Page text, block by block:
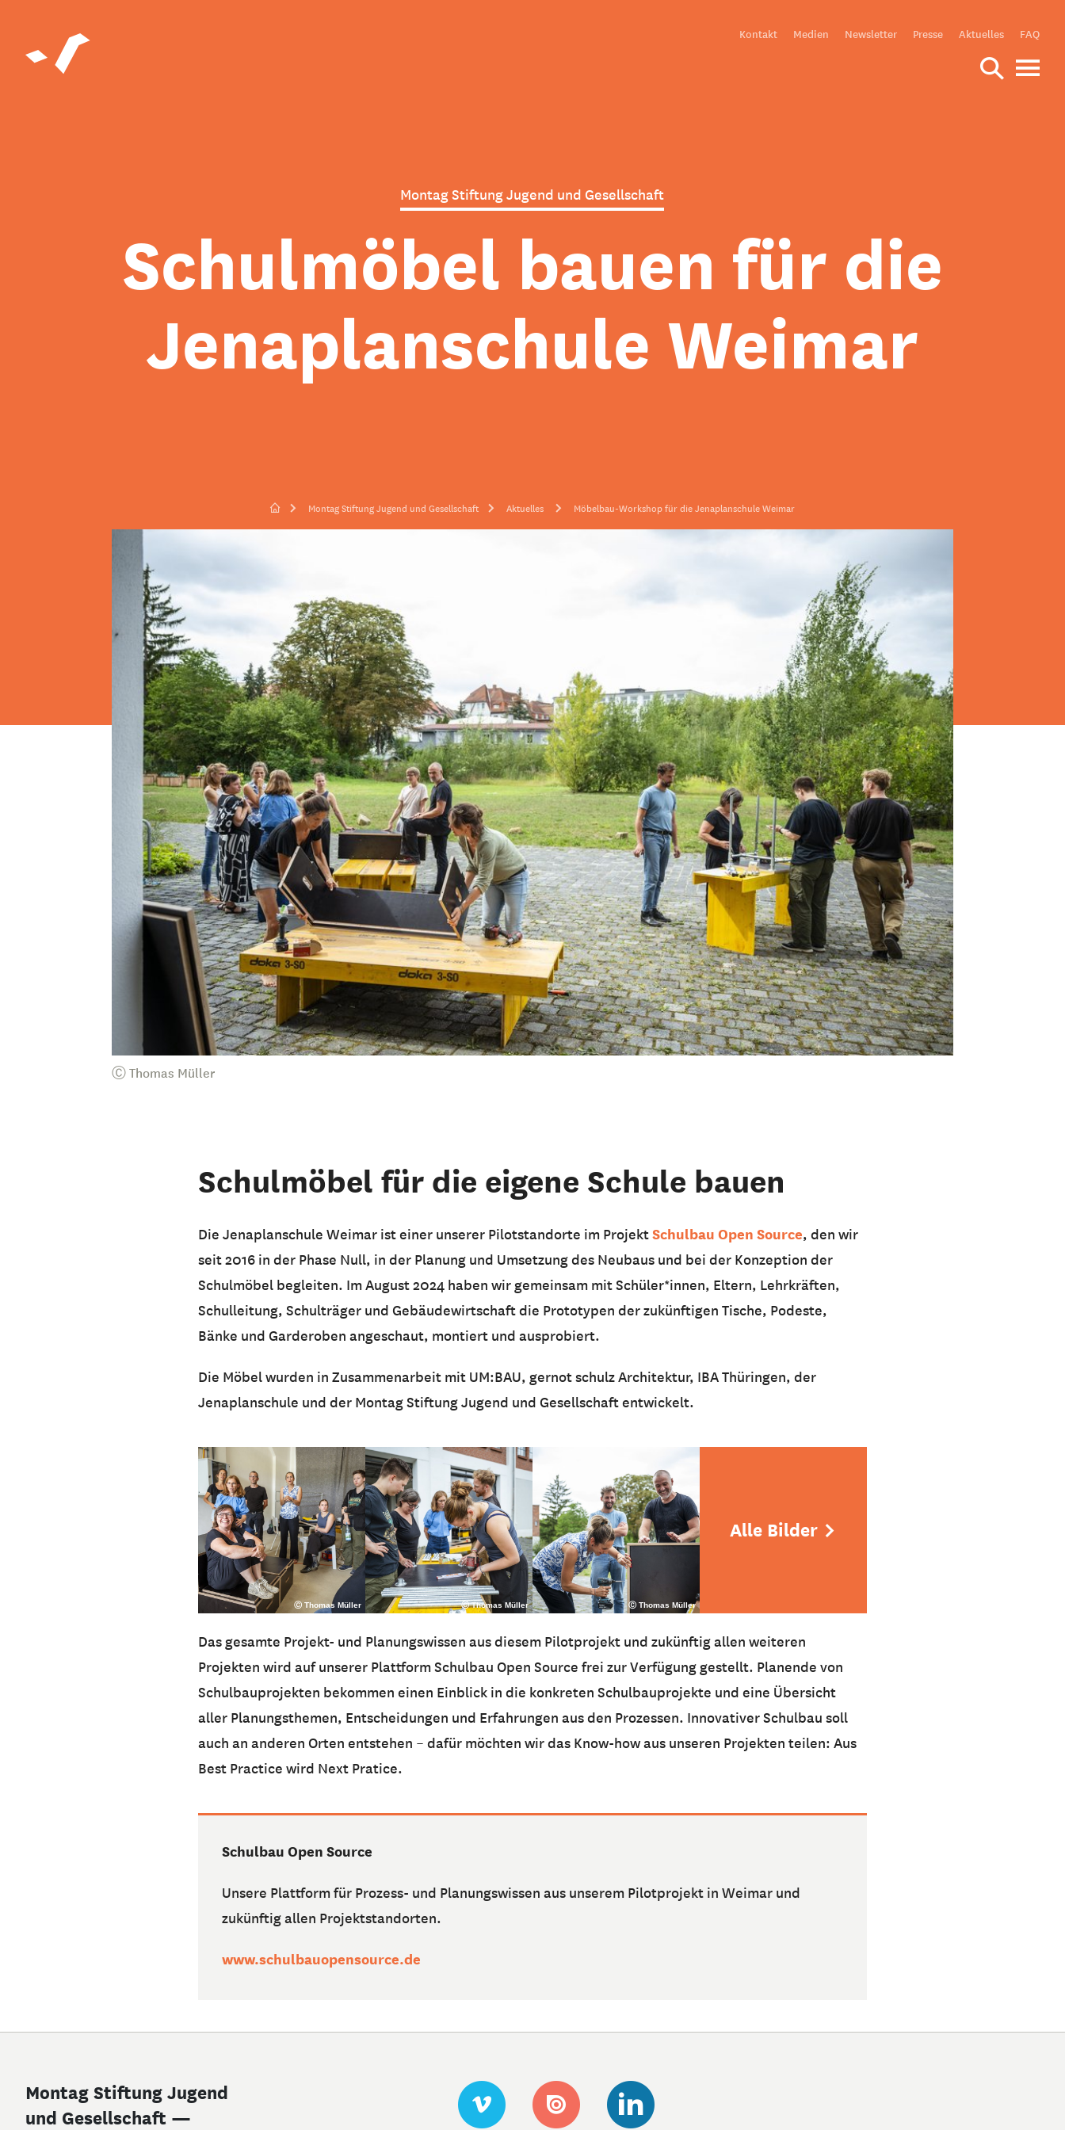
Kontakt Medien Newsletter Presse Aktuelles FAQ
Montag Stiftung Jugend und Gesellschaft
Schulmöbel bauen für die
Jenaplanschule Weimar
Montag Stiftung Jugend und Gesellschaft Aktuelles Möbelbau-Workshop für die Jenaplanschule Weimar
Ⓒ Thomas Müller
Schulmöbel für die eigene Schule bauen
Die Jenaplanschule Weimar ist einer unserer Pilotstandorte im ProjektSchulbau Open Source, den wir
seit 2016 in der Phase Null, in der Planung und Umsetzung des Neubaus und bei der Konzeption der
Schulmöbel begleiten. Im August 2024 haben wir gemeinsam mit Schüler*innen, Eltern, Lehrkräften,
Schulleitung, Schulträger und Gebäudewirtschaft die Prototypen der zukünftigen Tische, Podeste,
Bänke und Garderoben angeschaut, montiert und ausprobiert.
Die Möbel wurden in Zusammenarbeit mit UM:BAU, gernot schulz Architektur, IBA Thüringen, der
Jenaplanschule und der Montag Stiftung Jugend und Gesellschaft entwickelt.
Ⓒ Thomas Müller Ⓒ Thomas Müller Ⓒ Thomas Müller
Alle Bilder
Das gesamte Projekt- und Planungswissen aus diesem Pilotprojekt und zukünftig allen weiteren
Projekten wird auf unserer Plattform Schulbau Open Source frei zur Verfügung gestellt. Planende von
Schulbauprojekten bekommen einen Einblick in die konkreten Schulbauprojekte und eine Übersicht
aller Planungsthemen, Entscheidungen und Erfahrungen aus den Prozessen. Innovativer Schulbau soll
auch an anderen Orten entstehen­ – dafür möchten wir das Know-how aus unseren Projekten teilen: Aus
Best Practice wird Next Pratice.
Schulbau Open Source
Unsere Plattform für Prozess- und Planungswissen aus unserem Pilotprojekt in Weimar und
zukünftig allen Projektstandorten.
www.schulbauopensource.de
Montag Stiftung Jugend
und Gesellschaft —